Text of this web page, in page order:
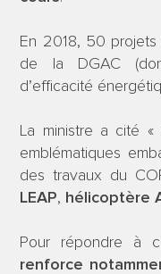
En 2018, 50
de la DGAC
d’efficacité
La ministre a cité «
emblématiques
des travaux du
LEAP, hélicoptère
Pour répondre à
renforce